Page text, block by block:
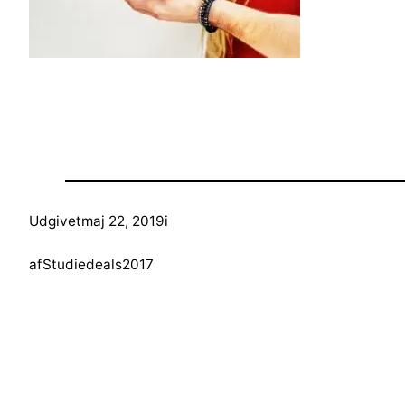
Udgivetmaj 22, 2019i
afStudiedeals2017